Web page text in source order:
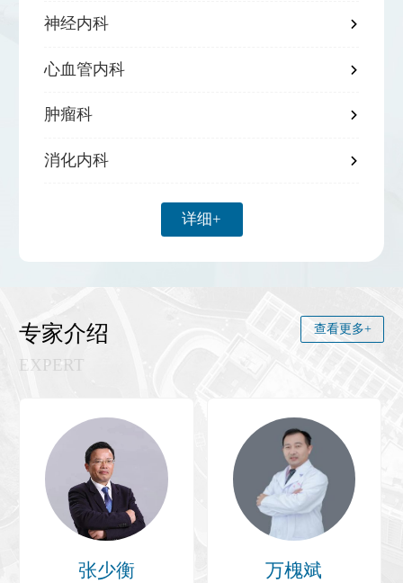
神经内科 
心血管内科 
肿瘤科 
消化内科 
详细+
专家介绍
EXPERT
查看更多+
张少衡 万槐斌